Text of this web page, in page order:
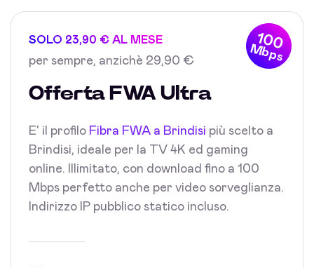
100
Mbps
SOLO 23,90 € AL MESE
per sempre, anzichè 29,90 €
Offerta FWA Ultra
E' il profilo Fibra FWA a Brindisi più scelto a
Brindisi, ideale per la TV 4K ed gaming
online. Illimitato, con download fino a 100
Mbps perfetto anche per video sorveglianza.
Indirizzo IP pubblico statico incluso.